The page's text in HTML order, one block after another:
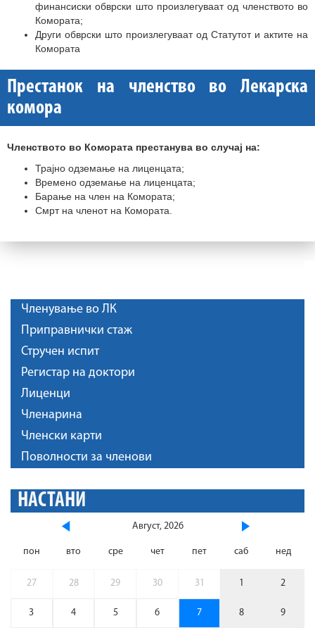
финансиски обврски што произлегуваат од членството во
Комората;
Други обврски што произлегуваат од Статутот и актите на
Комората
Престанок на членство во Лекарска
комора
Членството во Комората престанува во случај на:
Трајно одземање на лиценцата;
Времено одземање на лиценцата;
Барање на член на Комората;
Смрт на членот на Комората.
Членување во ЛК
Приправнички стаж
Стручен испит
Регистар на доктори
Лиценци
Членарина
Членски карти
Поволности за членови
НАСТАНИ
Август, 2026
пон вто сре чет пет саб нед
27 28 29 30 31 1 2
3 4 5 6 7 8 9